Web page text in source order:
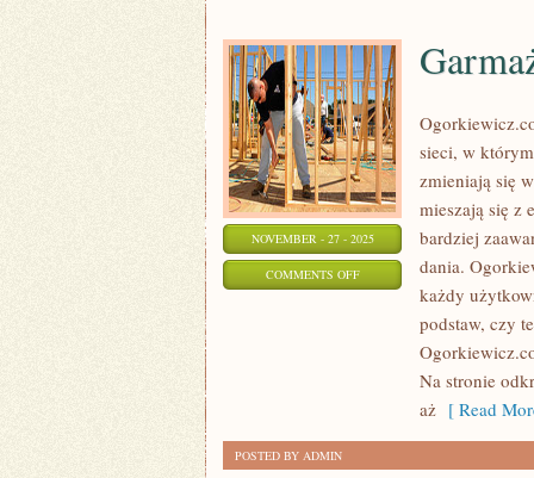
NOVEMBER - 27 - 2025
COMMENTS OFFON
GARMAŻERKA
sieci, w
zmieniają się
mieszają się z
bardziej
dania.
każdy
podstaw, czy
Na stronie
aż [ Read
POSTED BY ADMIN